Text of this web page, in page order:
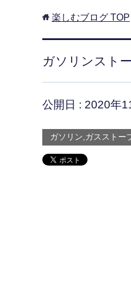
楽しむブログ TOP
ガソリンスト
公開日 : 2020年
ガソリン,ガスストー